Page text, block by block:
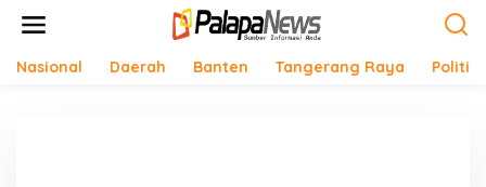
Nasional Daerah Banten Tangerang Raya Politik